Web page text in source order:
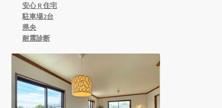
安心 R 住宅
駐車場2台
県央
耐震診断